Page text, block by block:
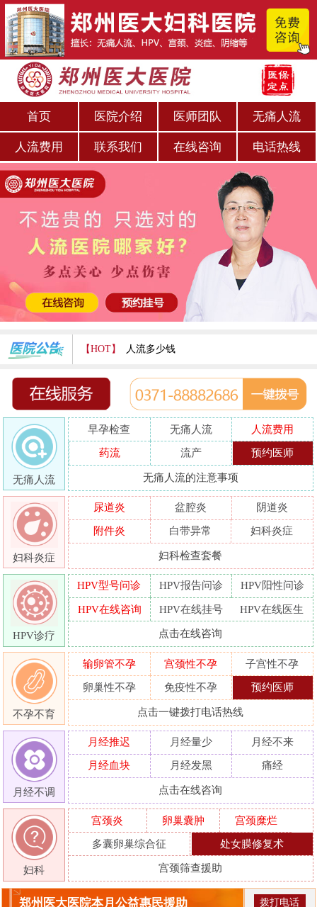
首页 医院介绍 医师团队 无痛人流
人流费用 联系我们 在线咨询 电话热线
【HOT】 人流多少钱
打胎费用多少
人流医院哪家好
哪家人流专业
人流好的医院
做人流哪里好
无痛人流
早孕检查 无痛人流
人流费用
药流
流产 预约医师
无痛人流的注意事项
妇科炎症
尿道炎 盆腔炎
阴道炎
附件炎
白带异常 妇科炎症
妇科检查套餐
HPV诊疗
HPV型号问诊 HPV报告问诊
HPV阳性问诊
HPV在线咨询
HPV在线挂号 HPV在线医生
点击在线咨询
不孕不育
输卵管不孕 宫颈性不孕
子宫性不孕
卵巢性不孕
免疫性不孕 预约医师
点击一键拨打电话热线
月经不调
月经推迟 月经量少
月经不来
月经血块
月经发黑 痛经
点击在线咨询
妇科
宫颈炎 卵巢囊肿
宫颈糜烂
多囊卵巢综合征
处女膜修复术
宫颈筛查援助
郑州医大医院本月公益惠民援助 拨打电话